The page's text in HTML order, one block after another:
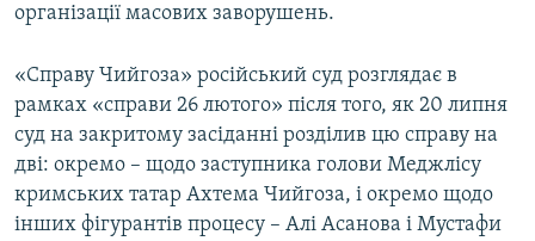
організації масових заворушень.
«Справу Чийгоза» російський суд розглядає в
рамках «справи 26 лютого» після того, як 20 липня
суд на закритому засіданні розділив цю справу на
дві: окремо – щодо заступника голови Меджлісу
кримських татар Ахтема Чийгоза, і окремо щодо
інших фігурантів процесу – Алі Асанова і Мустафи